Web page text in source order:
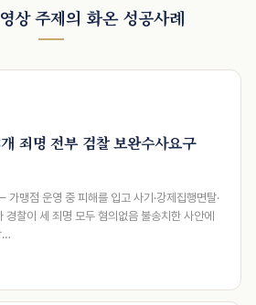
상 주제의 화온 성공사례
죄명 전부 검찰 보완수사요구
맹점 운영 중 피해를 입고 사기·강제집행면탈·
경찰이 세 죄명 모두 혐의없음 불송치한 사안에
…